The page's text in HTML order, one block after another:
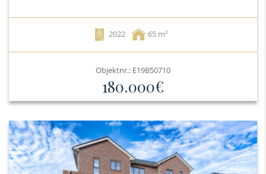
2022 65
Objektnr.: E19B50710
180.000€